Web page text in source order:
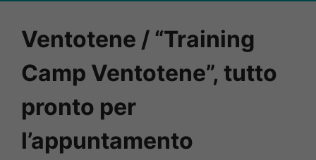
Ventotene / “Training
Camp Ventotene”, tutto
pronto per
l’appuntamento